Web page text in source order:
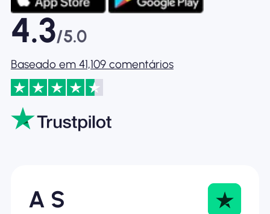
4.3/5.0
Baseado em 41,109 comentários
A S